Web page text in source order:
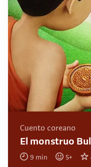
Cuento coreano
El monstruo
9 min 5+